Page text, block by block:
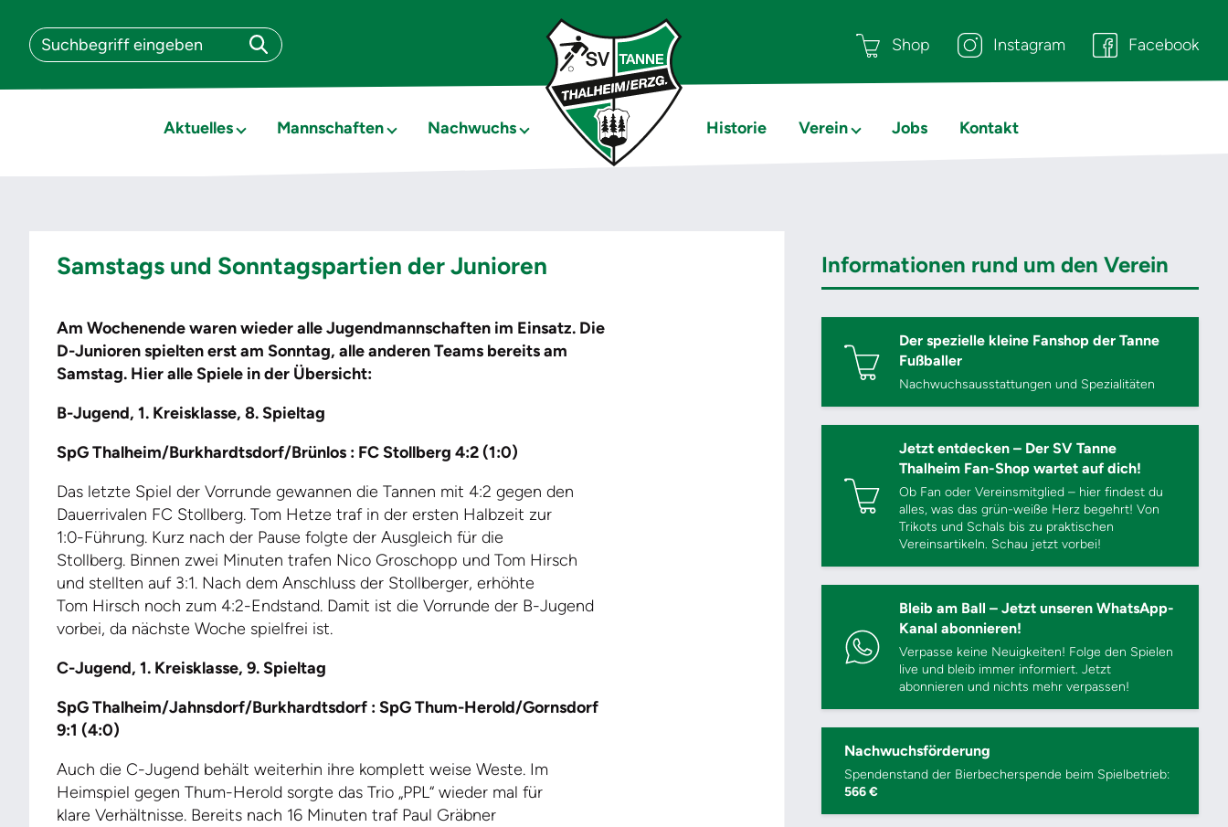
Shop Instagram Facebook
Aktuelles Mannschaften Nachwuchs Historie Verein Jobs Kontakt
Samstags und Sonntagspartien der Junioren
Am Wochenende waren wieder alle Jugendmannschaften im Einsatz. Die
D-Junioren spielten erst am Sonntag, alle anderen Teams bereits am
Samstag. Hier alle Spiele in der Übersicht:
B-Jugend, 1. Kreisklasse, 8. Spieltag
SpG Thalheim/Burkhardtsdorf/Brünlos : FC Stollberg 4:2 (1:0)
Das letzte Spiel der Vorrunde gewannen die Tannen mit 4:2 gegen den
Dauerrivalen FC Stollberg. Tom Hetze traf in der ersten Halbzeit zur
1:0-Führung. Kurz nach der Pause folgte der Ausgleich für die
Stollberg. Binnen zwei Minuten trafen Nico Groschopp und Tom Hirsch
und stellten auf 3:1. Nach dem Anschluss der Stollberger, erhöhte
Tom Hirsch noch zum 4:2-Endstand. Damit ist die Vorrunde der B-Jugend
vorbei, da nächste Woche spielfrei ist.
C-Jugend, 1. Kreisklasse, 9. Spieltag
SpG Thalheim/Jahnsdorf/Burkhardtsdorf : SpG Thum-Herold/Gornsdorf
9:1 (4:0)
Auch die C-Jugend behält weiterhin ihre komplett weise Weste. Im
Heimspiel gegen Thum-Herold sorgte das Trio „PPL“ wieder mal für
klare Verhältnisse. Bereits nach 16 Minuten traf Paul Gräbner
Informationen rund um den Verein
Der spezielle kleine Fanshop der Tanne
Fußballer
Nachwuchsausstattungen und Spezialitäten
Jetzt entdecken – Der SV Tanne
Thalheim Fan-Shop wartet auf dich!
Ob Fan oder Vereinsmitglied – hier findest du
alles, was das grün-weiße Herz begehrt! Von
Trikots und Schals bis zu praktischen
Vereinsartikeln. Schau jetzt vorbei!
Bleib am Ball – Jetzt unseren WhatsApp-
Kanal abonnieren!
Verpasse keine Neuigkeiten! Folge den Spielen
live und bleib immer informiert. Jetzt
abonnieren und nichts mehr verpassen!
Nachwuchsförderung
Spendenstand der Bierbecherspende beim Spielbetrieb:
566 €